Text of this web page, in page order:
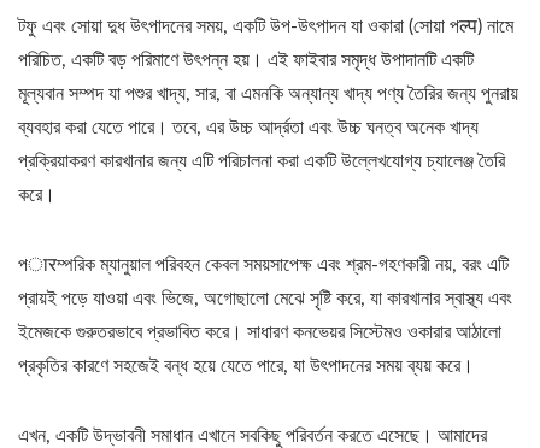
টফু এবং সোয়া দুধ উৎপাদনের সময়, একটি উপ-উৎপাদন যা ওকারা (সোয়া পल्प) নামে
পরিচিত, একটি বড় পরিমাণে উৎপন্ন হয়। এই ফাইবার সমৃদ্ধ উপাদানটি একটি
মূল্যবান সম্পদ যা পশুর খাদ্য, সার, বা এমনকি অন্যান্য খাদ্য পণ্য তৈরির জন্য পুনরায়
ব্যবহার করা যেতে পারে। তবে, এর উচ্চ আর্দ্রতা এবং উচ্চ ঘনত্ব অনেক খাদ্য
প্রক্রিয়াকরণ কারখানার জন্য এটি পরিচালনা করা একটি উল্লেখযোগ্য চ্যালেঞ্জ তৈরি
করে।
পारম্পরিক ম্যানুয়াল পরিবহন কেবল সময়সাপেক্ষ এবং শ্রম-গহণকারী নয়, বরং এটি
প্রায়ই পড়ে যাওয়া এবং ভিজে, অগোছালো মেঝে সৃষ্টি করে, যা কারখানার স্বাস্থ্য এবং
ইমেজকে গুরুতরভাবে প্রভাবিত করে। সাধারণ কনভেয়র সিস্টেমও ওকারার আঠালো
প্রকৃতির কারণে সহজেই বন্ধ হয়ে যেতে পারে, যা উৎপাদনের সময় ব্যয় করে।
এখন, একটি উদ্ভাবনী সমাধান এখানে সবকিছু পরিবর্তন করতে এসেছে। আমাদের